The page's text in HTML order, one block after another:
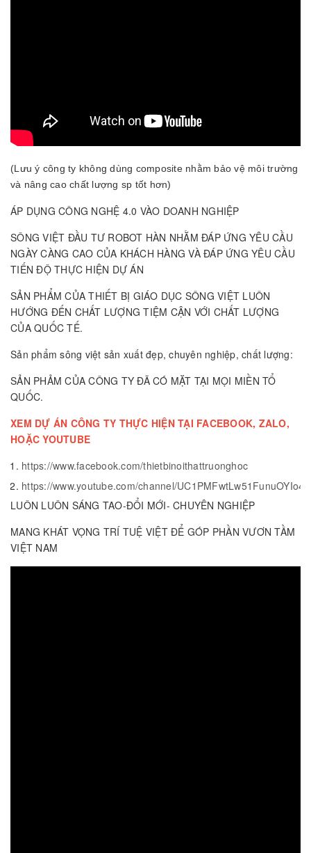
(Lưu ý công ty không dùng composite nhằm bảo vệ môi trường
và nâng cao chất lượng sp tốt hơn)
ÁP DỤNG CÔNG NGHỆ 4.0 VÀO DOANH NGHIỆP
SÔNG VIỆT ĐẦU TƯ ROBOT HÀN NHẰM ĐÁP ỨNG YÊU CẦU
NGÀY CÀNG CAO CỦA KHÁCH HÀNG VÀ ĐÁP ỨNG YÊU CẦU
TIẾN ĐỘ THỰC HIỆN DỰ ÁN
SẢN PHẨM CỦA THIẾT BỊ GIÁO DỤC SÔNG VIỆT LUÔN
HƯỚNG ĐẾN CHẤT LƯỢNG TIỆM CẬN VỚI CHẤT LƯỢNG
CỦA QUỐC TẾ.
Sản phẩm sông việt sản xuất đẹp, chuyên nghiệp, chất lượng:
SẢN PHẢM CỦA CÔNG TY ĐÃ CÓ MẶT TẠI MỌI MIỀN TỔ
QUỐC.
XEM DỰ ÁN CÔNG TY THỰC HIỆN TẠI FACEBOOK, ZALO,
HOẶC YOUTUBE
https://www.facebook.com/thietbinoithattruonghoc
https://www.youtube.com/channel/
LUÔN LUÔN SÁNG TAO-ĐỔI MỚI- CHUYÊN NGHIỆP
MANG KHÁT VỌNG TRÍ TUỆ VIỆT ĐỂ GÓP PHẦN VƯƠN TẦM
VIỆT NAM